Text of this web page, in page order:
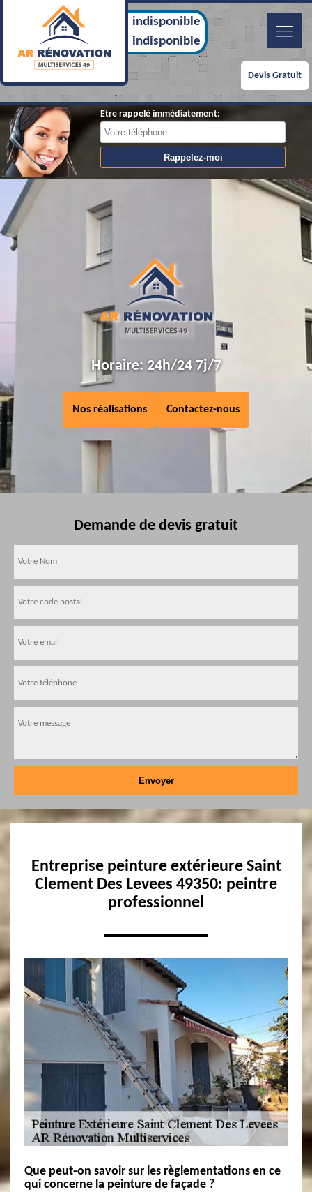
indisponible
indisponible
Devis Gratuit
Etre rappelé immédiatement:
Horaire: 24h/24 7j/7
Nos réalisations Contactez-nous
Demande de devis gratuit
Entreprise peinture extérieure Saint
Clement Des Levees 49350: peintre
professionnel
Que peut-on savoir sur les règlementations en ce
qui concerne la peinture de façade ?